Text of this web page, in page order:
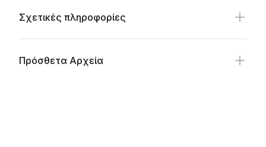
Σχετικές πληροφορίες
Πρόσθετα Αρχεία